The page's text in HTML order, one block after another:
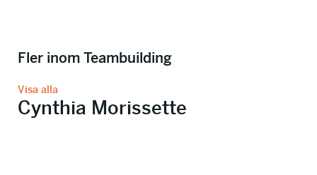
Fler inom Teambuilding
Visa alla
Cynthia Morissette